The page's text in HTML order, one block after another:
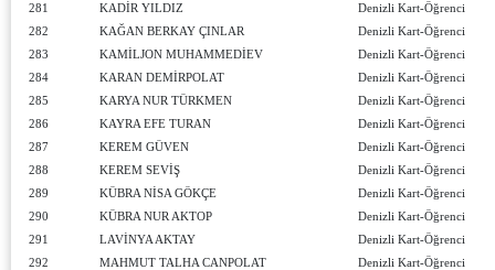
281
KADİR YILDIZ
Denizli Kart-Öğrenci
282
KAĞAN BERKAY ÇINLAR
Denizli Kart-Öğrenci
283
KAMİLJON MUHAMMEDİEV
Denizli Kart-Öğrenci
284
KARAN DEMİRPOLAT
Denizli Kart-Öğrenci
285
KARYA NUR TÜRKMEN
Denizli Kart-Öğrenci
286
KAYRA EFE TURAN
Denizli Kart-Öğrenci
287
KEREM GÜVEN
Denizli Kart-Öğrenci
288
KEREM SEVİŞ
Denizli Kart-Öğrenci
289
KÜBRA NİSA GÖKÇE
Denizli Kart-Öğrenci
290
KÜBRA NUR AKTOP
Denizli Kart-Öğrenci
291
LAVİNYA AKTAY
Denizli Kart-Öğrenci
292
MAHMUT TALHA CANPOLAT
Denizli Kart-Öğrenci